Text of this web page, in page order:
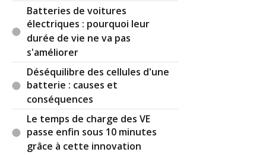
Batteries de voitures
électriques : pourquoi leur
durée de vie ne va pas
s'améliorer
Déséquilibre des cellules d'une
batterie : causes et
conséquences
Le temps de charge des VE
passe enfin sous 10 minutes
grâce à cette innovation